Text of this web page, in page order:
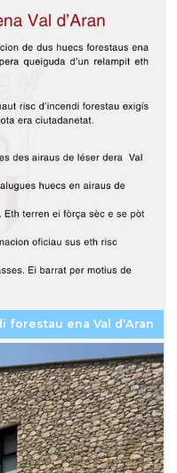
forestau ena Val d’Aran